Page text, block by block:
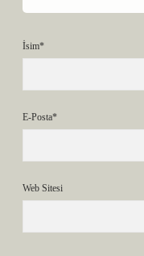
İsim*
E-Posta*
Web Sitesi